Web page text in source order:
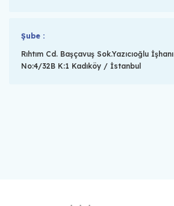
Şube :
Rıhtım Cd. Başçavuş Sok.Yazıcıoğlu İşhanı
No:4/32B K:1 Kadıköy / İstanbul